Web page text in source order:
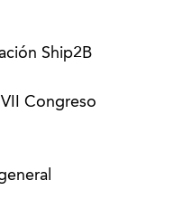
Ship2B
VII Congreso